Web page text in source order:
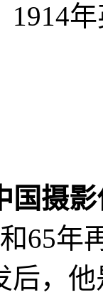
1914
国摄
65年
后，